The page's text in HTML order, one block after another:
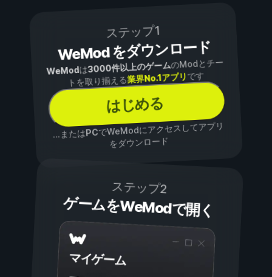
ステップ1
WeMod をダウンロード
WeModは3000件以上のゲームのModとチー
トを取り揃える業界No.1アプリです
はじめる
...またはPCでWeModにアクセスしてアプリ
をダウンロード
ステップ2
ゲームをWeModで開く
マイゲーム